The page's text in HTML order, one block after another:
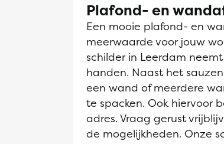
Plafond- en
Een mooie plafond- en
meerwaarde voor jouw
schilder in Leerdam
handen. Naast het
een wand of meerdere
te spacken. Ook hiervoor
adres. Vraag gerust
de mogelijkheden. Onze